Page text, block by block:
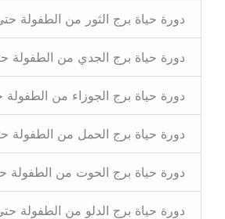
دورة حياة برج الثور من الطفولة
دورة حياة برج الجدي من الطفولة
دورة حياة برج الجوزاء من
دورة حياة برج الحمل من الطفولة
دورة حياة برج الحوت من الطفولة
دورة حياة برج الدلو من الطفولة